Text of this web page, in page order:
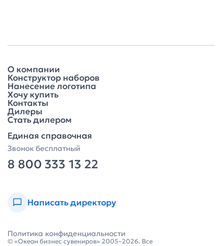
О компании
Конструктор наборов
Нанесение логотипа
Хочу купить
Контакты
Дилеры
Стать дилером
Единая справочная
Звонок бесплатный
8 800 333 13 22
Написать директору
© «Океан бизнес сувениров» 2005–2026. Все
Политика конфиденциальности